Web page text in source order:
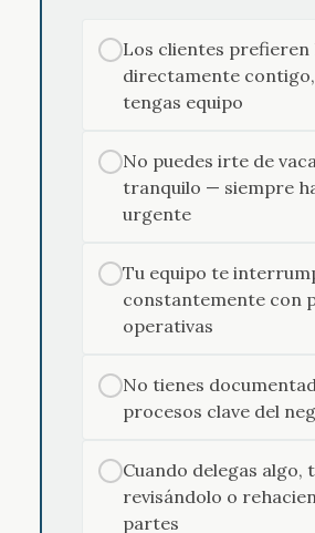
Los clientes prefieren
directamente
tengas equipo
No puedes irte de
tranquilo — siempre
urgente
Tu equipo te
constantemente con
operativas
No tienes
procesos clave del
Cuando delegas algo,
revisándolo o
partes